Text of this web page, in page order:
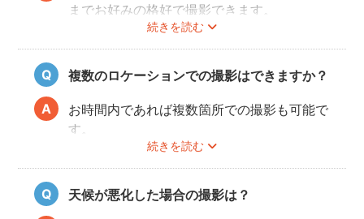
続きを読む
までお好みの格好で撮影できます。
最近では式当日と異なる雰囲気を残せる、カ
ジュアルな服装も人気が高いです。
和装・ウェディングドレス・タキシードだけ
でなく、女性はミニドレス、男性はハットを
かぶったり、カラフルな蝶ネクタイをした
り、ジャケット以外のスタイルも流行ってい
複数のロケーションでの撮影はできますか？
続きを読む
お時間内であれば複数箇所での撮影も可能で
す。
事前に撮りたい場所や撮影のイメージをフォ
トグラファーさんと相談しておくと撮影もス
ムーズに行うことができますよ。
天候が悪化した場合の撮影は？